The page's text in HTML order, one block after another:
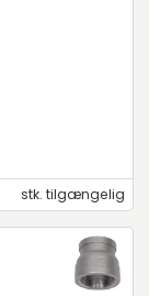
stk. tilgængelig